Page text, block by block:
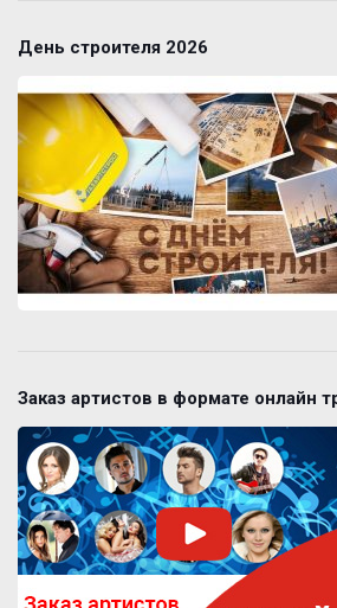
День строителя 2026
Заказ артистов в формате онлайн